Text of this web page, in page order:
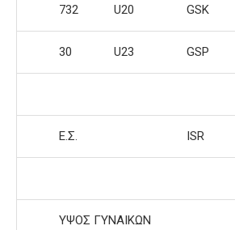
732 U20 GSK
30 U23 GSP
Ε.Σ. ISR
ΥΨΟΣ ΓΥΝΑΙΚΩΝ